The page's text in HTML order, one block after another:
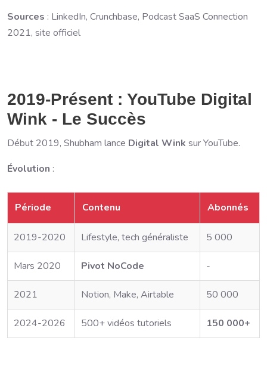
Sources : LinkedIn, Crunchbase, Podcast SaaS Connection
2021, site officiel
2019-Présent : YouTube Digital
Wink - Le Succès
Début 2019, Shubham lance Digital Wink sur YouTube.
Évolution :
Période Contenu Abonnés
2019-2020 Lifestyle, tech généraliste 5 000
Mars 2020 Pivot NoCode -
2021 Notion, Make, Airtable 50 000
2024-2026 500+ vidéos tutoriels 150 000+